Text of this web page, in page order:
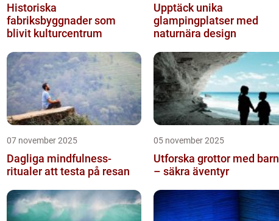
Historiska
fabriksbyggnader som
blivit kulturcentrum
Upptäck unika
glampingplatser med
naturnära design
07 november 2025
Dagliga mindfulness-
ritualer att testa på resan
05 november 2025
Utforska grottor med barn
– säkra äventyr